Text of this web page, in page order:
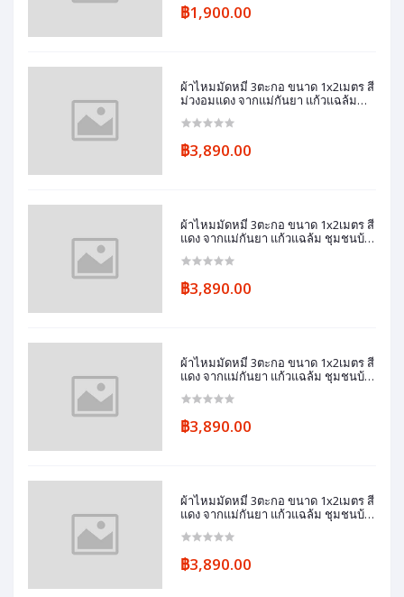
฿1,900.00
ผ้าไหมมัดหมี่ 3ตะกอ ขนาด 1x2เมตร สี
ม่วงอมแดง จากแม่กันยา แก้วแฉล้ม
฿3,890.00
ผ้าไหมมัดหมี่ 3ตะกอ ขนาด 1x2เมตร สี
แดง จากแม่กันยา แก้วแฉล้ม ชุมชนบ้า
฿3,890.00
ผ้าไหมมัดหมี่ 3ตะกอ ขนาด 1x2เมตร สี
แดง จากแม่กันยา แก้วแฉล้ม ชุมชนบ้า
฿3,890.00
ผ้าไหมมัดหมี่ 3ตะกอ ขนาด 1x2เมตร สี
แดง จากแม่กันยา แก้วแฉล้ม ชุมชนบ้า
฿3,890.00